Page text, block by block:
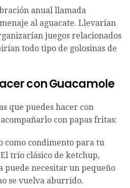
anual llamada
al aguacate. Llevarían
juegos relacionados
todo tipo de golosinas de
con Guacamole
que puedes hacer con
con papas fritas:
como condimento para tu
trío clásico de ketchup,
puede necesitar un pequeño
se vuelva aburrido.